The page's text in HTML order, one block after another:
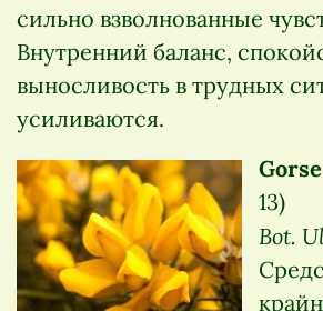
сильно взволнованные
Внутренний баланс,
выносливость в трудных
усиливаются.
13)
Bot.